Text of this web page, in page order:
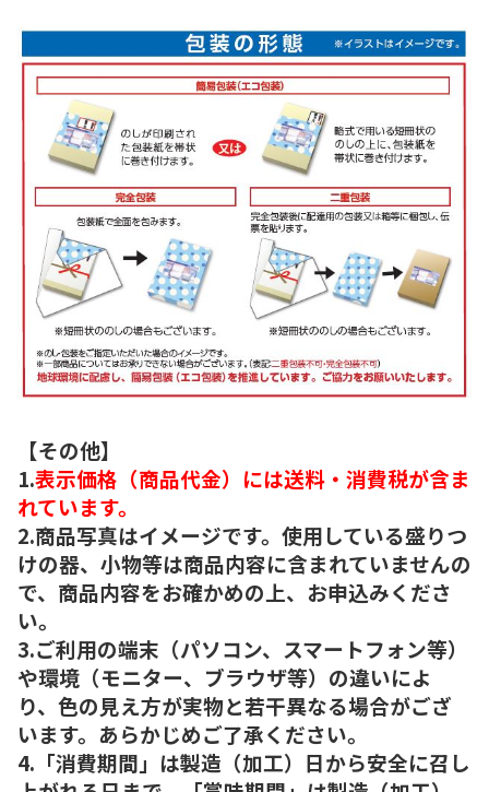
【その他】
1.表示価格（商品代金）には送料・消費税が含ま
れています。
2.商品写真はイメージです。使用している盛りつ
けの器、小物等は商品内容に含まれていませんの
で、商品内容をお確かめの上、お申込みくださ
い。
3.ご利用の端末（パソコン、スマートフォン等）
や環境（モニター、ブラウザ等）の違いによ
り、色の見え方が実物と若干異なる場合がござ
います。あらかじめご了承ください。
4.「消費期間」は製造（加工）日から安全に召し